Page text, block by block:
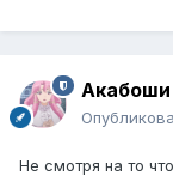
Не смотря на то